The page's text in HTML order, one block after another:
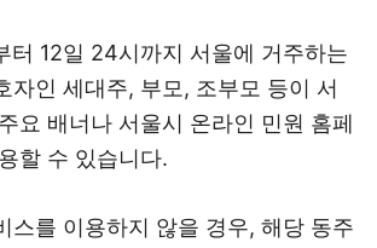
터 12일 24시까지 서울에 거주하는
자인 세대주, 부모, 조부모 등이 서
요 배너나 서울시 온라인 민원 홈페
할 수 있습니다.
스를 이용하지 않을 경우, 해당 동주